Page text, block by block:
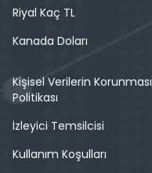
Riyal Kaç TL
Kanada Doları
Kişisel Verilerin Korunması
Politikası
İzleyici Temsilcisi
Kullanım Koşulları